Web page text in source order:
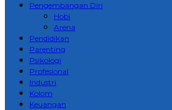
Pengembangan Diri
Hobi
Arena
Pendidikan
Parenting
Psikologi
Profesional
Industri
Kolom
Keuangan